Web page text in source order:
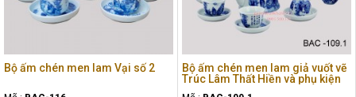
Bộ ấm chén men lam Vại số 2
Bộ ấm chén men lam giả vuốt vẽ
Trúc Lâm Thất Hiền và phụ kiện